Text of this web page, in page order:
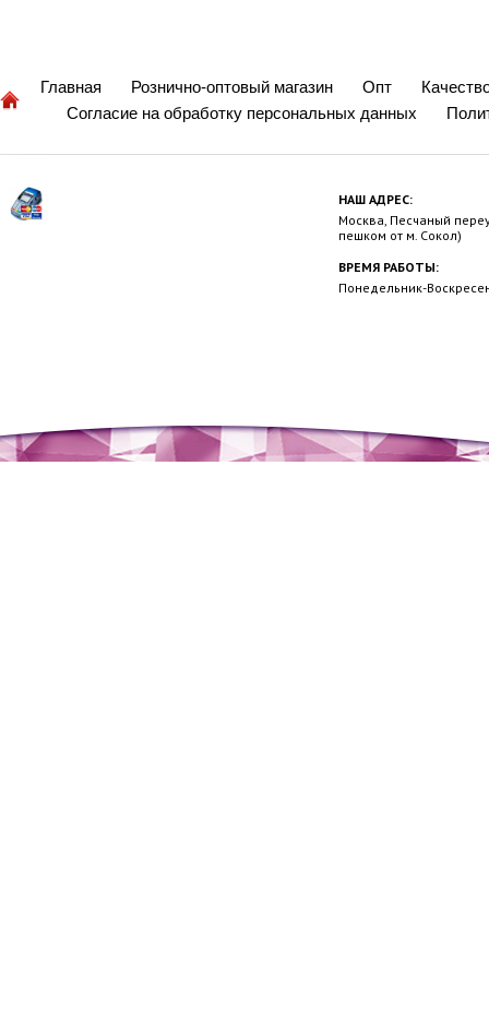
Главная Рознично-оптовый магазин Опт
Согласие на обработку персональных данных
НАШ АДРЕС:
Москва, Песчаный
пешком от м. Сокол)
ВРЕМЯ РАБОТЫ:
Понедельник-